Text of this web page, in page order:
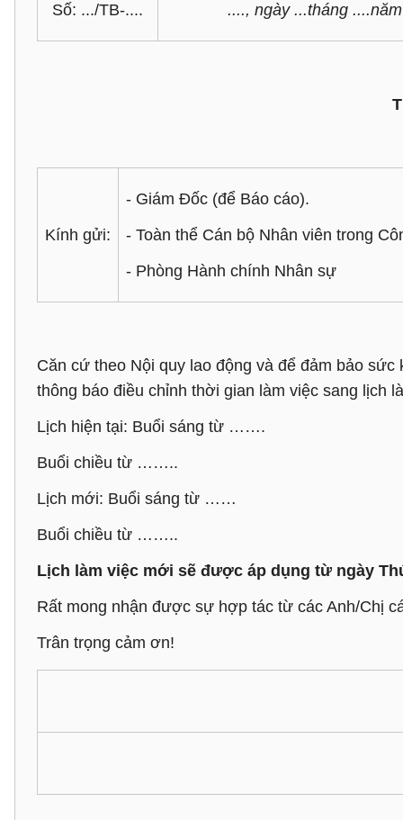
Số: .../TB-.... ...., ngày ...tháng
Kính gửi:
- Giám Đốc (để Báo cáo).
- Toàn thể Cán bộ Nhân viên trong
- Phòng Hành chính Nhân sự
Căn cứ theo Nội quy lao động và để đảm bảo
thông báo điều chỉnh thời gian làm việc sang lịch
Lịch hiện tại: Buổi sáng từ …….
Buổi chiều từ ……..
Lịch mới: Buổi sáng từ ……
Buổi chiều từ ……..
Lịch làm việc mới sẽ được áp dụng từ ngày
Rất mong nhận được sự hợp tác từ các Anh/Chị
Trân trọng cảm ơn!